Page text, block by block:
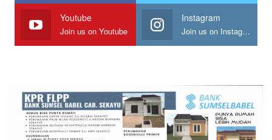
Youtube
Join us on Youtube
Instagram
Join us on Instagram